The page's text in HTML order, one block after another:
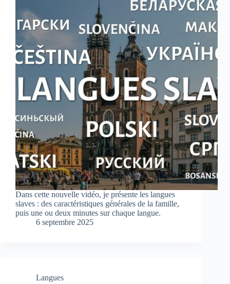
Dans cette nouvelle vidéo, je présente les langues
slaves : des caractéristiques générales de la famille,
puis une ou deux minutes sur chaque langue.
6 septembre 2025
Langues